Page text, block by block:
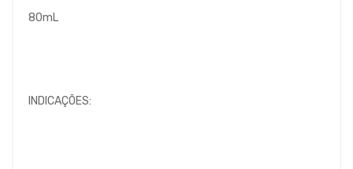
80mL
INDICAÇÕES: